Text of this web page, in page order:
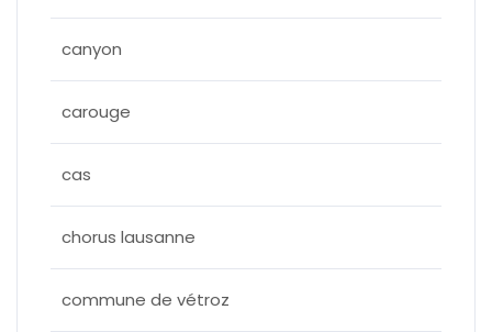
canyon
carouge
cas
chorus lausanne
commune de vétroz